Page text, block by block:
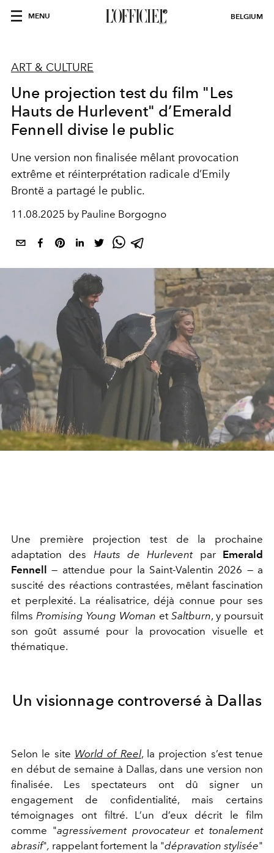
MENU BELGIUM
ART & CULTURE
Une projection test du film "Les
Hauts de Hurlevent" d’Emerald
Fennell divise le public
Une version non finalisée mêlant provocation
extrême et réinterprétation radicale d’Emily
Brontë a partagé le public.
11.08.2025 by Pauline Borgogno
Une première projection test de la prochaine
adaptation des Hauts de Hurleventpar Emerald
Fennell
— attendue pour la Saint-Valentin 2026 — a
suscité des réactions contrastées, mêlant fascination
et perplexité. La réalisatrice, déjà connue pour ses
films Promising Young Woman et Saltburn, y poursuit
son goût assumé pour la provocation visuelle et
thématique.
Un visionnage controversé à Dallas
Selon le site World of Reel, la projection s’est tenue
en début de semaine à Dallas, dans une version non
finalisée. Les spectateurs ont dû signer un
engagement de confidentialité, mais certains
témoignages ont filtré. L’un d’eux décrit le film
comme "agressivement provocateur et tonalement
abrasif", rappelant fortement la "dépravation stylisée"